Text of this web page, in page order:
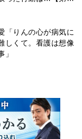
「りんの心が病気に
しくて。看護は想像
」